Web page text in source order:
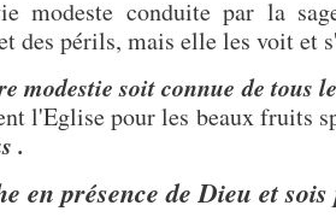
conduite par la
des périls, mais elle les voit et
modestie soit connue de tous
l'Eglise pour les beaux fruits
.
en présence de Dieu et